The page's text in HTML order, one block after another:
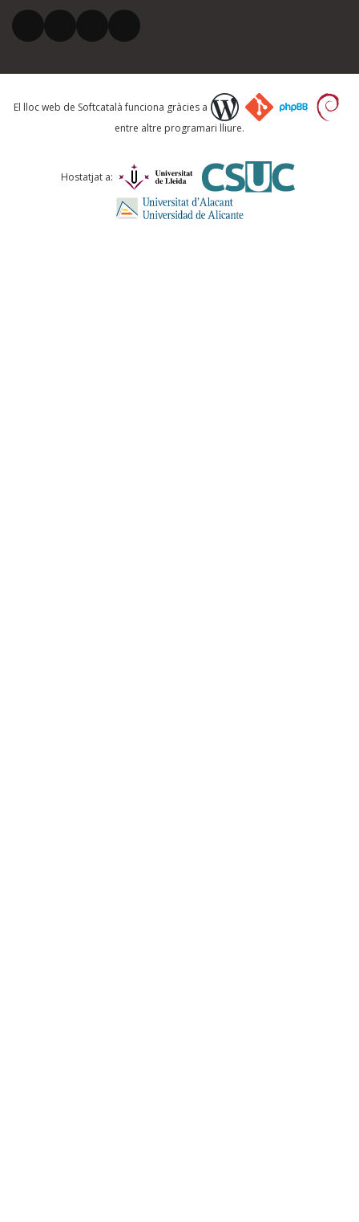
El vostre correu electrònic *
Què proposeu?
Comentari *
El lloc web de Softcatalà funciona gràcies a
entre altre programari lliure.
Hostatjat a: